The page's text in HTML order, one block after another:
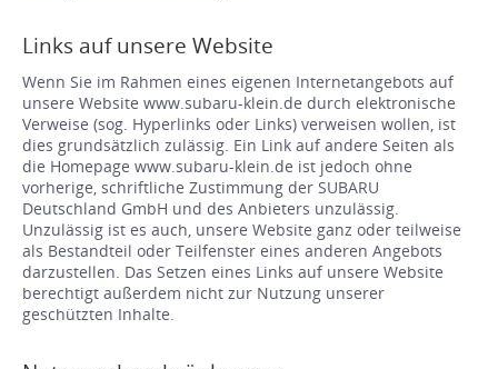
Links auf unsere Website
Wenn Sie im Rahmen eines eigenen Internetangebots auf
unsere Website www.subaru-klein.de durch elektronische
Verweise (sog. Hyperlinks oder Links) verweisen wollen, ist
dies grundsätzlich zulässig. Ein Link auf andere Seiten als
die Homepage www.subaru-klein.de ist jedoch ohne
vorherige, schriftliche Zustimmung der SUBARU
Deutschland GmbH und des Anbieters unzulässig.
Unzulässig ist es auch, unsere Website ganz oder teilweise
als Bestandteil oder Teilfenster eines anderen Angebots
darzustellen. Das Setzen eines Links auf unsere Website
berechtigt außerdem nicht zur Nutzung unserer
geschützten Inhalte.